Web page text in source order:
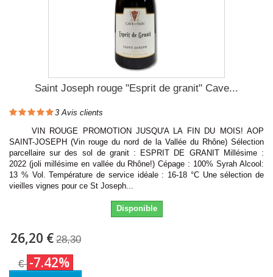
Saint Joseph rouge "Esprit de granit" Cave...
3 Avis clients
VIN ROUGE PROMOTION JUSQU'A LA FIN DU MOIS! AOP
SAINT-JOSEPH (Vin rouge du nord de la Vallée du Rhône) Sélection
parcellaire sur des sol de granit : ESPRIT DE GRANIT Millésime :
2022 (joli millésime en vallée du Rhône!) Cépage : 100% Syrah Alcool:
13 % Vol. Température de service idéale : 16-18 °C Une sélection de
vieilles vignes pour ce St Joseph...
Disponible
26,20 € 28,30
€ -7.42%